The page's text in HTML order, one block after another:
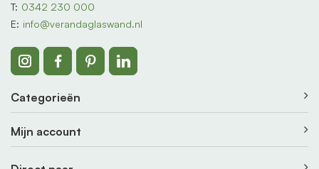
T: 0342 230 000
E: info@verandaglaswand.nl
Categorieën
Mijn account